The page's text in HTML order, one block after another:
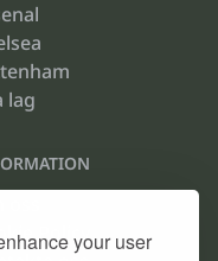
your user
lag
Policy